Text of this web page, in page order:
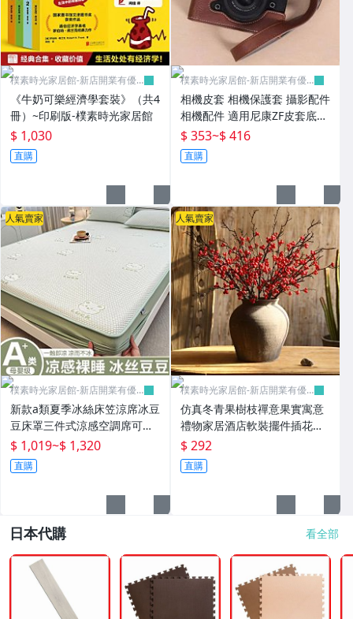
樸素時光家居館-新店開業有優
《牛奶可樂經濟學套裝》（共4
冊）~印刷版-樸素時光家居館
$ 1,030
直購
樸素時光家居館-新店開業有優
相機皮套 相機保護套 攝影配件
相機配件 適用尼康ZF皮套底座
zf微單相機包 便攜復古保護套
單肩-樸素時光家居館
$ 353~$ 416
直購
人氣賣家
樸素時光家居館-新店開業有優
新款a類夏季冰絲床笠涼席冰豆
豆床罩三件式涼感空調席可機
洗-樸素時光家居館
$ 1,019~$ 1,320
直購
人氣賣家
樸素時光家居館-新店開業有優
仿真冬青果樹枝禪意果實寓意
禮物家居酒店軟裝擺件插花美
式【超過45cm下宅配】
$ 292
直購
日本代購 看全部